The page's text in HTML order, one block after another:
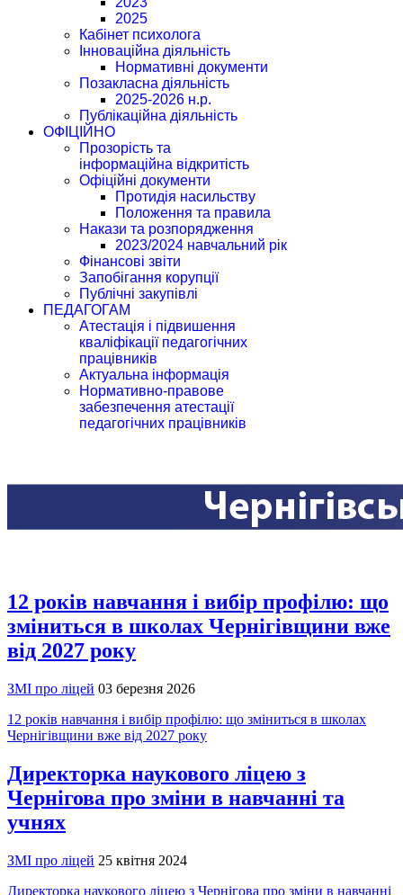
2025
Кабінет психолога
Інноваційна діяльність
Нормативні документи
Позакласна діяльність
2025-2026 н.р.
Публікаційна діяльність
ОФІЦІЙНО
Прозорість та
інформаційна відкритість
Офіційні документи
Протидія насильству
Положення та правила
Накази та розпорядження
2023/2024 навчальний рік
Фінансові звіти
Запобігання корупції
Публічні закупівлі
ПЕДАГОГАМ
Атестація і підвишення
кваліфікації педагогічних
працівників
Актуальна інформація
Нормативно-правове
забезпечення атестації
педагогічних працівників
12 років навчання і вибір профілю: що
зміниться в школах Чернігівщини вже
від 2027 року
ЗМІ про ліцей 03 березня 2026
12 років навчання і вибір профілю: що зміниться в школах
Чернігівщини вже від 2027 року
Директорка наукового ліцею з
Чернігова про зміни в навчанні та
учнях
ЗМІ про ліцей 25 квітня 2024
Директорка наукового ліцею з Чернігова про зміни в навчанні